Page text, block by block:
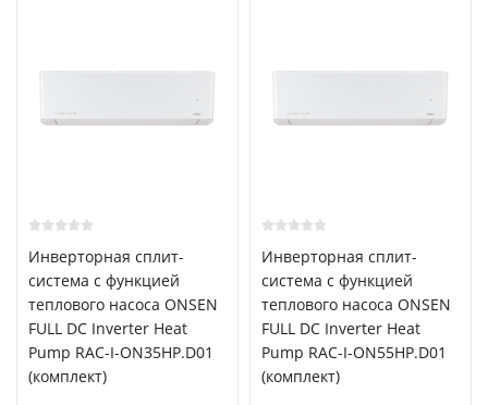
Инверторная сплит-
система с функцией
теплового насоса ONSEN
FULL DC Inverter Heat
Pump RAC-I-ON35HP.D01
(комплект)
Инверторная сплит-
система с функцией
теплового насоса ONSEN
FULL DC Inverter Heat
Pump RAC-I-ON55HP.D01
(комплект)